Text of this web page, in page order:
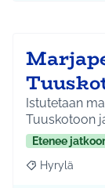
Istutetaan
Tuuskotoon
Etenee
Rajaa tulokset
Hyrylä